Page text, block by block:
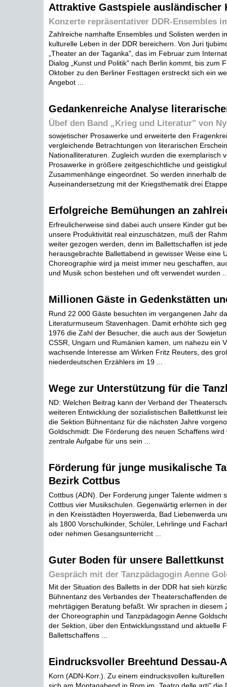
Attraktive Gastspiele ausländischer
Konzerte repräsentativer DDR-Ensembles
Zahlreiche namhafte Ensembles und Solisten werden
kulturelle Leben in der DDR bereichern. Von Juri
„Theater an der Taganka", das im Februar zum
Dialog „Kunst und Politik" nach Berlin kommt, bis zum
Oktober zu den Berliner Festtagen erstreckt sich ein
Angebot ...
Gedankenreiche Analyse
Übef den Band „Krieg und Literatur" von
sowjetischer Prosawerke und erweiterte den
vergleichende Betrachtungen von literarischen
Nationalliteraturen. Zugleich wurden die exemplarisch
Prosawerke in größere zeitgeschichtliche und
Zusammenhänge eingeordnet. So werden innerhalb
Auseinandersetzung mit der Kriegsthematik drei
Erfolgreiche Bemühungen an
Erfreulicherweise sind dabei auch unsere Kinder gut
unsere Produktivität real einzuschätzen, muß der
weiter gezogen werden, denn im Ballettschaffen ist
herausgebrachte Ballettabend in gewisser Weise eine
Choreographie wird ja meist immer neu geschaffen,
und Musik schon bestehen und oft verwendet wurden
Millionen Gäste in Gedenkstätten
Rund 22 000 Gäste besuchten im vergangenen Jahr
Literaturmuseum Stavenhagen. Damit erhöhte sich
1976 die Zahl der Besucher, die auch aus der
CSSR, Ungarn und Rumänien kamen, um nahezu ein
wachsende Interesse am Wirken Fritz Reuters, des
niederdeutschen Erzählers im 19 ...
Wege zur Unterstützung für die
ND: Welchen Beitrag kann der Verband der
weiteren Entwicklung der sozialistischen Ballettkunst
die Sektion Bühnentanz für die nächsten Jahre
Goldschmidt: Die Förderung des neuen Schaffens wird
zentrale Aufgabe für uns sein ...
Förderung für junge musikalische
Bezirk Cottbus
Cottbus (ADN). Der Forderung junger Talente widmen
Cottbus vier Musikschulen. Gegenwärtig erlernen in
in den Kreisstädten Hoyerswerda, Bad Liebenwerda
als 1800 Vorschulkinder, Schüler, Lehrlinge und
oder nehmen Gesangsunterricht ...
Guter Boden für unsere Ballettkunst
Gespräch mit der Tanzpädagogin Aenne
Mit der Situation des Balletts in der DDR hat sieh
Bühnentanz des Verbandes der Theaterschaffenden
mehrtägigen Beratung befaßt. Wir sprachen in diesem
der Choreographin und Tanzpädagogin Aenne
der Sektion, über den Entwicklungsstand und aktuelle
Ballettschaffens ...
Eindrucksvoller Breehtund Dessau-
Korn (ADN-Korr.). Zu einem eindrucksvollen